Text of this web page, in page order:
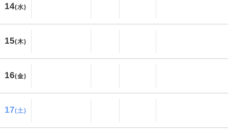
14(水)
15(木)
16(金)
17(土)